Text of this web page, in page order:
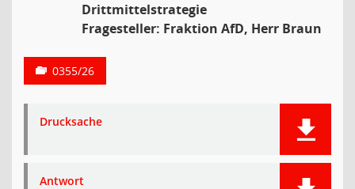
Drittmittelstrategie
Fragesteller: Fraktion AfD, Herr Braun
0355/26
Drucksache
Antwort